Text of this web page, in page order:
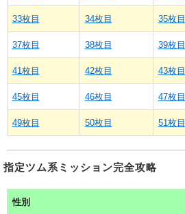
33枚目 34枚目 35枚目
37枚目 38枚目 39枚目
41枚目 42枚目 43枚目
45枚目 46枚目 47枚目
49枚目 50枚目 51枚目
指定ツム系ミッション完全攻略
性別